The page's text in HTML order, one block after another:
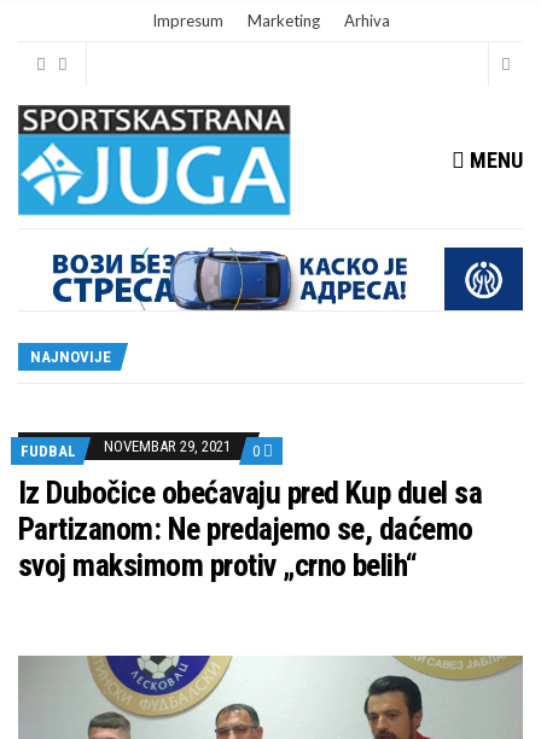
Impresum Marketing Arhiva
MENU
NAJNOVIJE
FUDBAL NOVEMBAR 29, 2021 0
Iz Dubočice obećavaju pred Kup duel sa
Partizanom: Ne predajemo se, daćemo
svoj maksimom protiv „crno belih“